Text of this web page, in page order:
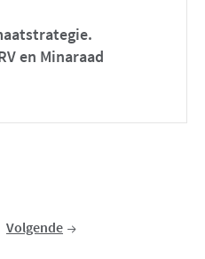
en Minaraad
Volgende